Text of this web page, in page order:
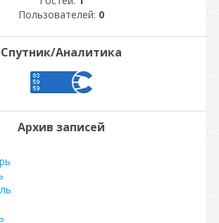
Пользователей: 0
Спутник/Аналитика
Архив записей